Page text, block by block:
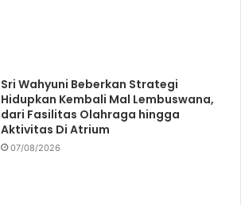
Sri Wahyuni Beberkan Strategi
Hidupkan Kembali Mal Lembuswana,
dari Fasilitas Olahraga hingga
Aktivitas Di Atrium
07/08/2026